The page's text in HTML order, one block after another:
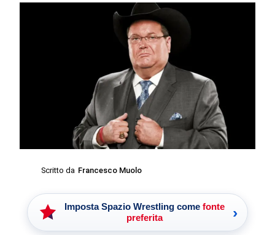
Scritto da Francesco Muolo
Imposta Spazio Wrestling come fonte
preferita
›